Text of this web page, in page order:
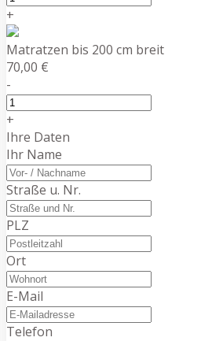
+
Matratzen bis 200 cm breit
70,00 €
-
+
Ihre Daten
Ihr Name
Straße u. Nr.
PLZ
Ort
E-Mail
Telefon